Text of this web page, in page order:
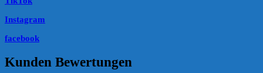
Instagram
facebook
Kunden Bewertungen